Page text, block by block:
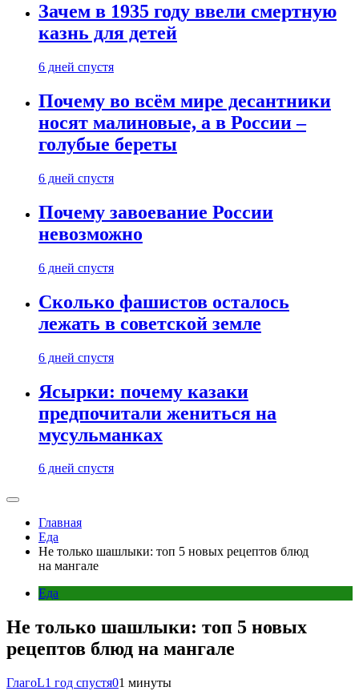
Зачем в 1935 году ввели смертную
казнь для детей
6 дней спустя
Почему во всём мире десантники
носят малиновые, а в России –
голубые береты
6 дней спустя
Почему завоевание России
невозможно
6 дней спустя
Сколько фашистов осталось
лежать в советской земле
6 дней спустя
Ясырки: почему казаки
предпочитали жениться на
мусульманках
6 дней спустя
Главная
Еда
Не только шашлыки: топ 5 новых рецептов блюд
на мангале
Еда
Не только шашлыки: топ 5 новых
рецептов блюд на мангале
ГлагоL1 год спустя01 минуты